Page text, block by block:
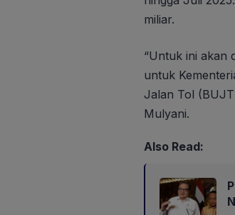
miliar.
“Untuk ini akan
untuk
Jalan Tol
Mulyani.
Also Read: